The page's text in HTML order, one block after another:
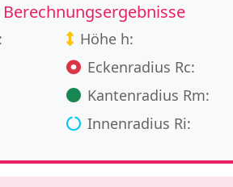
Höhe h:
Eckenradius Rc:
Kantenradius Rm:
Innenradius Ri: